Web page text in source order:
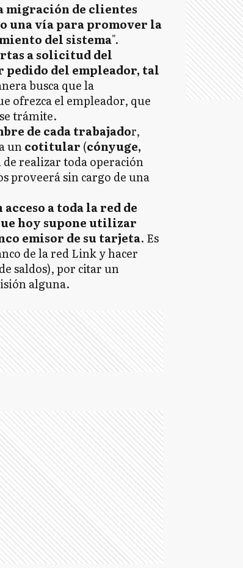
de clientes
una vía para promover la
del sistema".
a solicitud del
del empleador, tal
busca que la
ofrezca el empleador, que
trámite.
de cada trabajador,
uncotitular (cónyuge,
de realizar toda operación
proveerá sin cargo de una
a toda la red de
hoy supone utilizar
emisor de su tarjeta. Es
de la red Link y hacer
saldos), por citar un
alguna.